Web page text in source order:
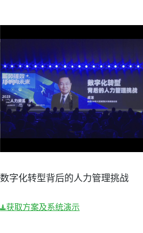
数字化转型背后的人力管理挑战
获取方案及系统演示